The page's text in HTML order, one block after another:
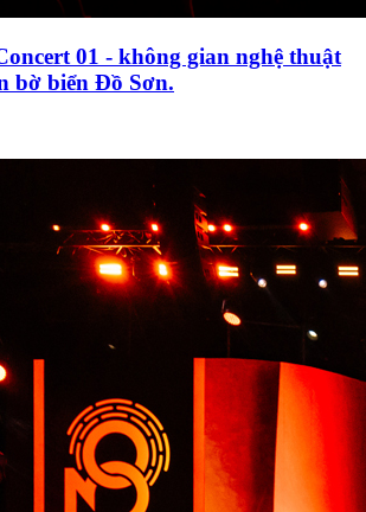
01 - không gian nghệ thuật
bờ biển Đồ Sơn.